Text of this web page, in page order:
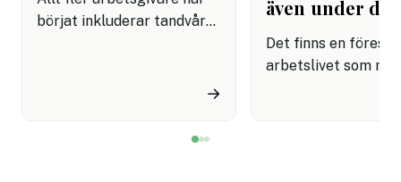
börjat inkluderar tandvård i
miljon svenskar uppger att
→
även under
Det finns en
arbetslivet som